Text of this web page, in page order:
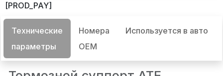
[PROD_PAY]
Технические
параметры
Номера
OEM
Используется в авто